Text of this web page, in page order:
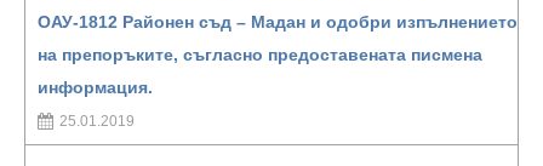
ОАУ-1812 Районен съд – Мадан и одобри изпълнението
на препоръките, съгласно предоставената писмена
информация.
25.01.2019